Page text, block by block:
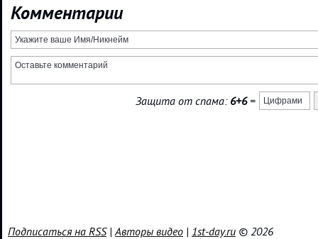
Комментарии
Защита от спама: 6+6=
Подписаться на RSS|Авторы видео | 1st-day.ru © 2026